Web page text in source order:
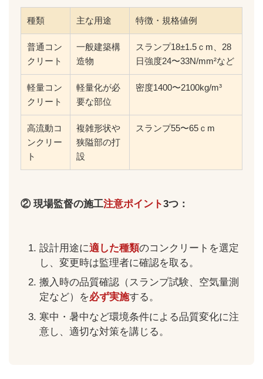
種類 主な用途 特徴・規格値例
普通コン
クリート
一般建築構
造物
スランプ18±1.5ｃm、28
日強度24〜33N/mm²など
軽量コン
クリート
軽量化が必
要な部位
密度1400〜2100kg/m³
高流動コ
ンクリー
ト
複雑形状や
狭隘部の打
設
スランプ55〜65ｃm
② 現場監督の施工注意ポイント3つ：
設計用途に適した種類のコンクリートを選定
し、変更時は監理者に確認を取る。
搬入時の品質確認（スランプ試験、空気量測
定など）を必ず実施する。
寒中・暑中など環境条件による品質変化に注
意し、適切な対策を講じる。